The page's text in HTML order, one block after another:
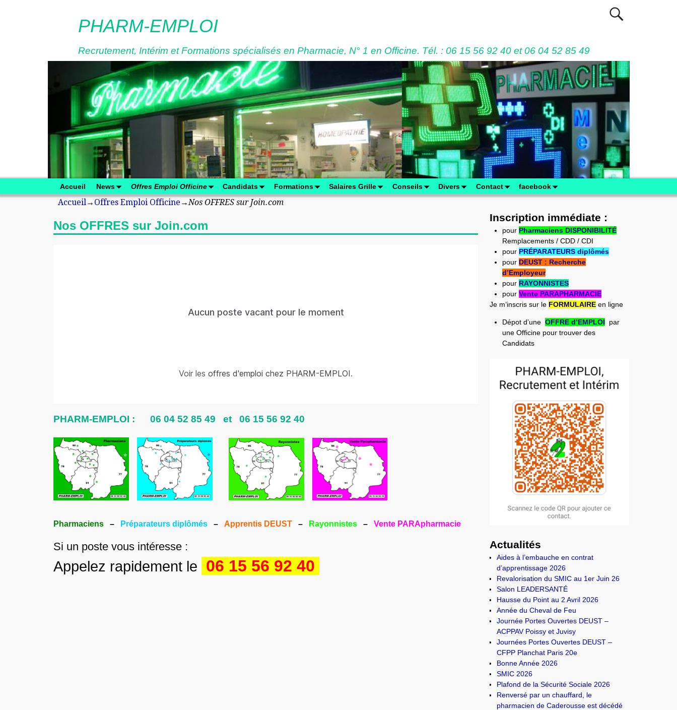
PHARM-EMPLOI
Recrutement, Intérim et Formations spécialisés en Pharmacie, N° 1 en Officine. Tél. : 06 15 56 92 40 et 06 04 52 85 49
Accueil News Offres Emploi Officine Candidats Formations Salaires Grille Conseils Divers Contact facebook
Accueil→ Offres Emploi Officine →Nos OFFRES sur Join.com
Nos OFFRES sur Join.com
Aucun poste vacant pour le moment
Voir lesoffres d'emploi chez PHARM-EMPLOI.
PHARM-EMPLOI :06 04 52 85 49 et06 15 56 92 40
Pharmaciens – Préparateurs diplômés –Apprentis DEUST – Rayonnistes –Vente PARApharmacie
Si un poste vous intéresse :
Appelez rapidement le 06 15 56 92 40
Inscription immédiate :
pour Pharmaciens DISPONIBILITÉ
Remplacements / CDD / CDI
pour PRÉPARATEURS diplômés
pour DEUST : Recherche
d’Employeur
pour RAYONNISTES
pour Vente PARAPHARMACIE
Je m’inscris sur le FORMULAIRE en ligne
Dépot d’une OFFRE d’EMPLOI par
une Officine pour trouver des
Candidats
Actualités
Aides à l’embauche en contrat
d’apprentissage 2026
Revalorisation du SMIC au 1er Juin 26
Salon LEADERSANTÉ
Hausse du Point au 2 Avril 2026
Année du Cheval de Feu
Journée Portes Ouvertes DEUST –
ACPPAV Poissy et Juvisy
Journées Portes Ouvertes DEUST –
CFPP Planchat Paris 20e
Bonne Année 2026
SMIC 2026
Plafond de la Sécurité Sociale 2026
Renversé par un chauffard, le
pharmacien de Caderousse est décédé